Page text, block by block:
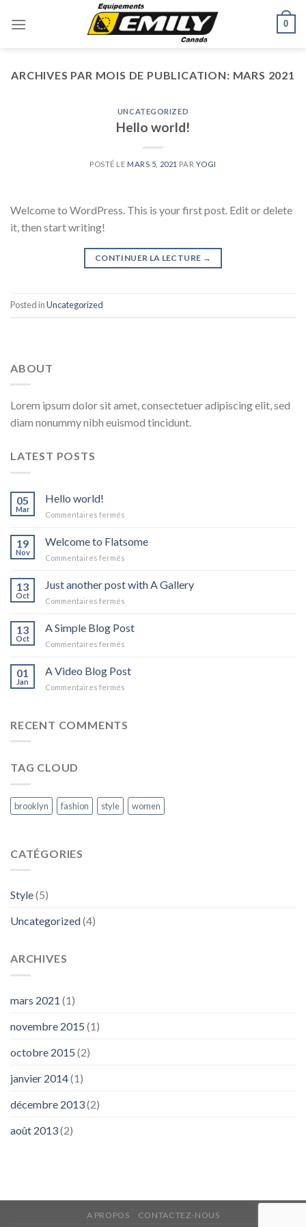
0
ARCHIVES PAR MOIS DE PUBLICATION: MARS 2021
UNCATEGORIZED
Hello world!
POSTÉ LE MARS 5, 2021 PAR YOGI
Welcome to WordPress. This is your first post. Edit or delete
it, then start writing!
CONTINUER LA LECTURE →
Posted inUncategorized
ABOUT
Lorem ipsum dolor sit amet, consectetuer adipiscing elit, sed
diam nonummy nibh euismod tincidunt.
LATEST POSTS
05
Mar
Hello world!
Commentaires fermés
19
Nov
Welcome to Flatsome
Commentaires fermés
Flatsome
13
Oct
Just another post with A Gallery
Commentaires fermés
another
post
Gallery
13
Oct
A Simple Blog Post
Commentaires fermés
Simple
Blog
01
Jan
A Video Blog Post
Commentaires fermés
Blog
RECENT COMMENTS
TAG CLOUD
brooklyn fashion style women
CATÉGORIES
Style(5)
Uncategorized(4)
ARCHIVES
mars 2021 (1)
novembre 2015 (1)
octobre 2015 (2)
janvier 2014(1)
décembre 2013(2)
août 2013(2)
A PROPOS CONTACTEZ-NOUS